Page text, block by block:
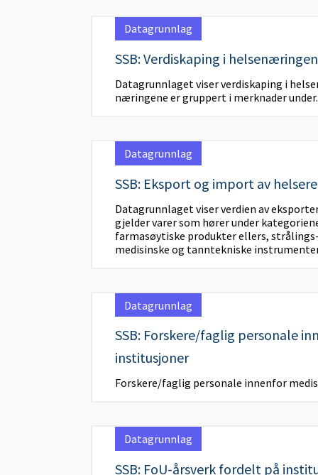
Datagrunnlag
SSB: Verdiskaping i helsenæringen
Datagrunnlaget viser verdiskaping i
næringene er gruppert i merknader under.
Datagrunnlag
SSB: Eksport og import av
Datagrunnlaget viser verdien av
gjelder varer som hører under
farmasøytiske produkter ellers,
medisinske og tanntekniske
Datagrunnlag
SSB: Forskere/faglig personale
institusjoner
Forskere/faglig personale innenfor
Datagrunnlag
SSB: FoU-årsverk fordelt på